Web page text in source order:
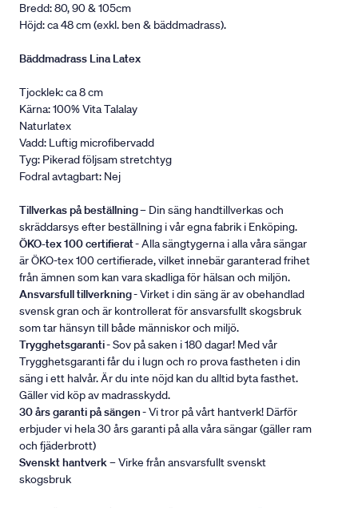
Bredd: 80, 90 & 105cm
Höjd: ca 48 cm (exkl. ben & bäddmadrass).
Bäddmadrass Lina Latex
Tjocklek: ca 8 cm
Kärna: 100% Vita Talalay
Naturlatex
Vadd: Luftig microfibervadd
Tyg: Pikerad följsam stretchtyg
Fodral avtagbart: Nej
Tillverkas på beställning– Din säng handtillverkas och
skräddarsys efter beställning i vår egna fabrik i Enköping.
ÖKO-tex 100 certifierat- Alla sängtygerna i alla våra sängar
är ÖKO-tex 100 certifierade, vilket innebär garanterad frihet
från ämnen som kan vara skadliga för hälsan och miljön.
Ansvarsfull tillverkning- Virket i din säng är av obehandlad
svensk gran och är kontrollerat för ansvarsfullt skogsbruk
som tar hänsyn till både människor och miljö.
Trygghetsgaranti- Sov på saken i 180 dagar! Med vår
Trygghetsgaranti får du i lugn och ro prova fastheten i din
säng i ett halvår. Är du inte nöjd kan du alltid byta fasthet.
Gäller vid köp av madrasskydd.
30 års garanti på sängen- Vi tror på vårt hantverk! Därför
erbjuder vi hela 30 års garanti på alla våra sängar (gäller ram
och fjäderbrott)
Svenskt hantverk– Virke från ansvarsfullt svenskt
skogsbruk